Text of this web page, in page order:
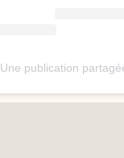
Une publication